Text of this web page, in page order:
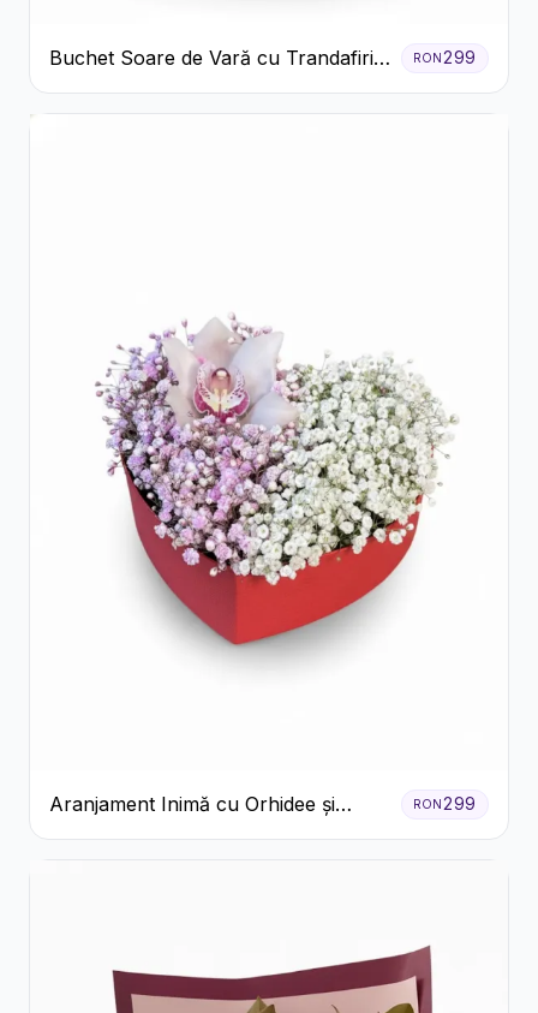
Buchet Soare de Vară cu Trandafiri
Galbeni și Crizanteme Albe
RON299
Aranjament Inimă cu Orhidee și
Floarea Miresei
RON299